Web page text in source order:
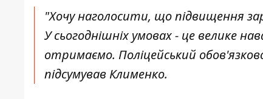
"Хочу наголосити, що підвищення
У сьогоднішніх умовах - це велике
отримаємо. Поліцейський
підсумував Клименко.